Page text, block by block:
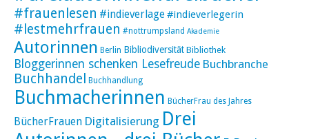
#frauenlesen #indieverlage#indieverlegerin
#lestmehrfrauen #nottrumpsland Akademie
Autorinnen Berlin Bibliodiversität Bibliothek
Bloggerinnen schenken Lesefreude Buchbranche
Buchhandel Buchhandlung
Buchmacherinnen BücherFrau des Jahres
BücherFrauen Digitalisierung Drei